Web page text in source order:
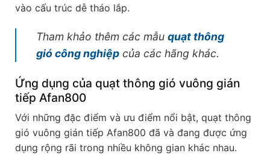
vào cấu trúc dễ tháo lắp.
Tham khảo thêm các mẫu quạt thông
gió công nghiệp của các hãng khác.
Ứng dụng của quạt thông gió vuông gián
tiếp Afan800
Với những đặc điểm và ưu điểm nổi bật, quạt thông
gió vuông gián tiếp Afan800 đã và đang được ứng
dụng rộng rãi trong nhiều không gian khác nhau.